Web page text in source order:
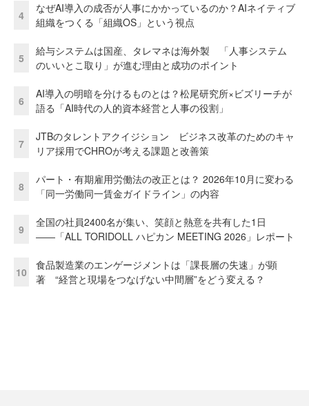
4
なぜAI導入の成否が人事にかかっているのか？AIネイティブ
組織をつくる「組織OS」という視点
5
給与システムは国産、タレマネは海外製 「人事システム
のいいとこ取り」が進む理由と成功のポイント
6
AI導入の明暗を分けるものとは？松尾研究所×ビズリーチが
語る「AI時代の人的資本経営と人事の役割」
7
JTBのタレントアクイジション ビジネス改革のためのキャ
リア採用でCHROが考える課題と改善策
8
パート・有期雇用労働法の改正とは？ 2026年10月に変わる
「同一労働同一賃金ガイドライン」の内容
9
全国の社員2400名が集い、笑顔と熱意を共有した1日
――「ALL TORIDOLL ハピカン MEETING 2026」レポート
10
食品製造業のエンゲージメントは「課長層の失速」が顕
著 “経営と現場をつなげない中間層”をどう変える？